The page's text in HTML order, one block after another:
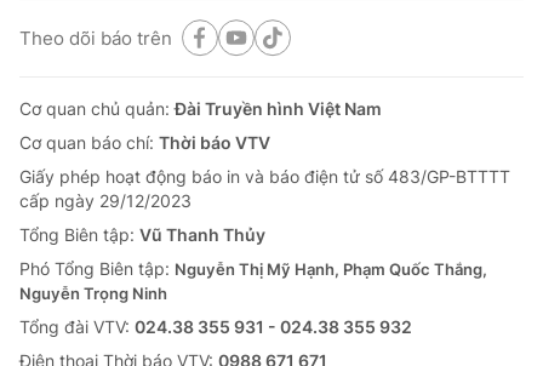
Theo dõi báo trên
Cơ quan chủ quản:Đài Truyền hình Việt Nam
Cơ quan báo chí: Thời báo VTV
Giấy phép hoạt động báo in và báo điện tử số 483/GP-BTTTT
cấp ngày 29/12/2023
Tổng Biên tập: Vũ Thanh Thủy
Phó Tổng Biên tập: Nguyễn Thị Mỹ Hạnh, Phạm Quốc Thắng,
Nguyễn Trọng Ninh
Tổng đài VTV: 024.38 355 931 - 024.38 355 932
Ðiện thoại Thời báo VTV: 0988 671 671